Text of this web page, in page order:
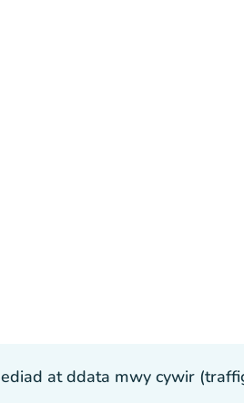
at ddata mwy cywir